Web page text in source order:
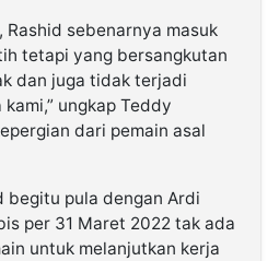
Rashid sebenarnya masuk
tetapi yang bersangkutan
dan juga tidak terjadi
ungkap Teddy
dari pemain asal
begitu pula dengan Ardi
per 31 Maret 2022 tak ada
untuk melanjutkan kerja